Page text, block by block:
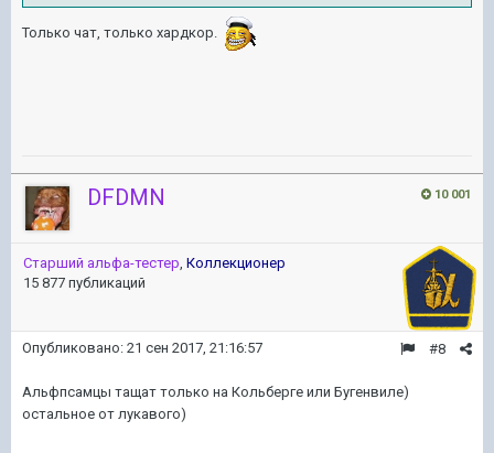
Только чат, только хардкор.
10 001
DFDMN
Старший альфа-тестер, Коллекционер
15 877 публикаций
#8
Опубликовано: 21 сен 2017, 21:16:57
Альфпсамцы тащат только на Кольберге или Бугенвиле)
остальное от лукавого)